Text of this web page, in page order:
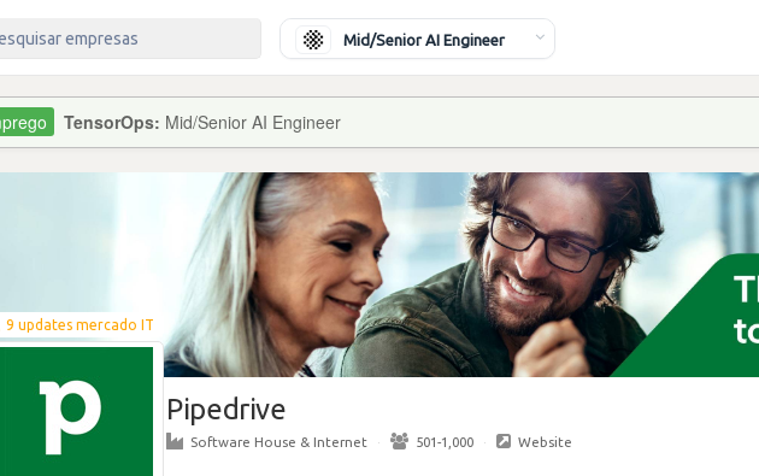
Mid/Senior AI Engineer
TensorOps: Mid/Senior AI Engineer
9 updates mercado IT
Pipedrive
Software House & Internet · 501-1,000 · Website